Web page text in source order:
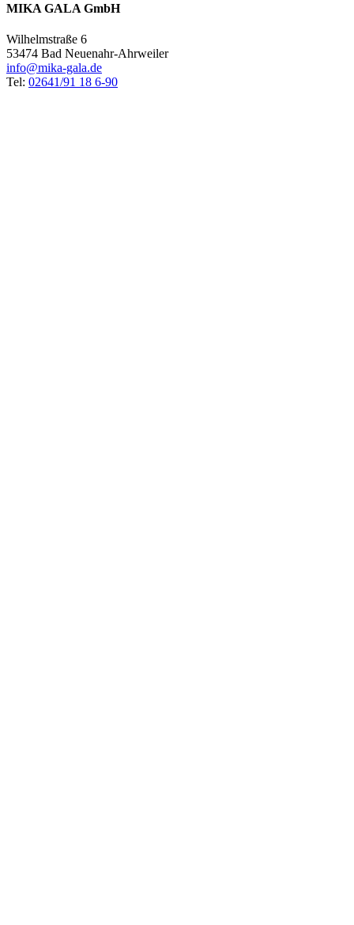
MIKA GALA GmbH
Wilhelmstraße 6
53474 Bad Neuenahr-Ahrweiler
info@mika-gala.de
Tel: 02641/91 18 6-90